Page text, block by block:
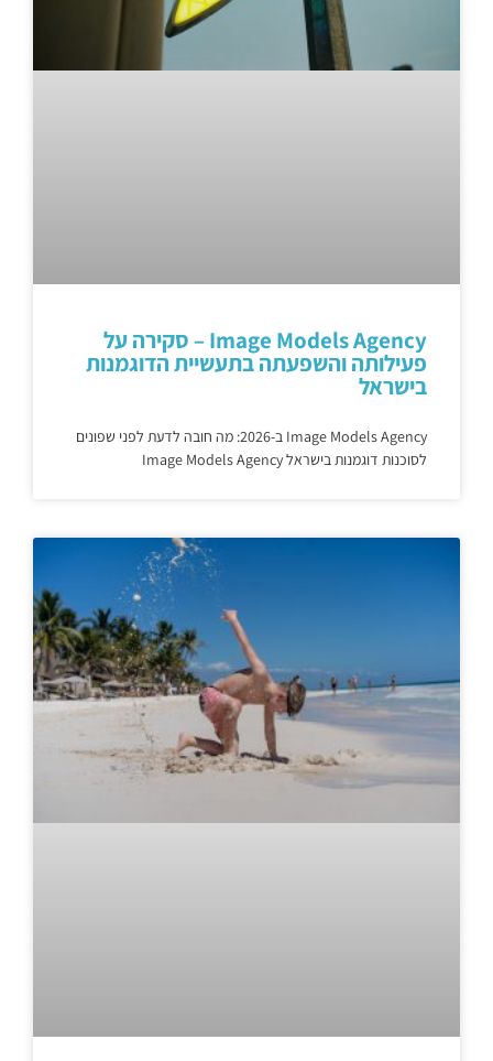
Image Models Agency – סקירה על
פעילותה והשפעתה בתעשיית הדוגמנות
בישראל
Image Models Agency ב-2026: מה חובה לדעת לפני שפונים
לסוכנות דוגמנות בישראל Image Models Agency